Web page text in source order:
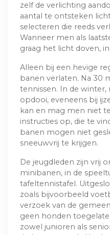
zelf de verlichting
aantal te ontsteken
selecteren die reeds
Wanneer men als
graag het licht doven,
Alleen bij een hevige
banen verlaten. Na 30
tennissen. In de
opdooi, eveneens bij
kan en mag men niet
instructies op, die te
banen mogen niet
sneeuwvrij te krijgen.
De jeugdleden zijn vrij
minibanen, in de
tafeltennistafel.
zoals bijvoorbeeld
verzoek van de
geen honden
zowel junioren als